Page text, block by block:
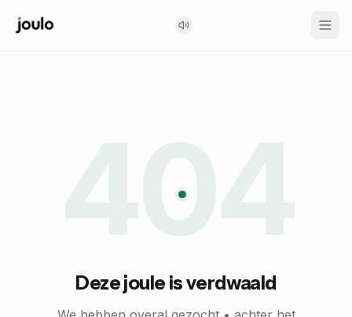
404
Deze joule is verdwaald